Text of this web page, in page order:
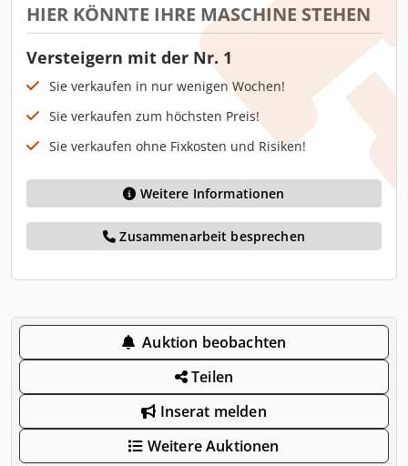
HIER KÖNNTE IHRE MASCHINE STEHEN
Versteigern mit der Nr. 1
Sie verkaufen in nur wenigen Wochen!
Sie verkaufen zum höchsten Preis!
Sie verkaufen ohne Fixkosten und Risiken!
Weitere Informationen
Zusammenarbeit besprechen
Auktion beobachten
Teilen
Inserat melden
Weitere Auktionen